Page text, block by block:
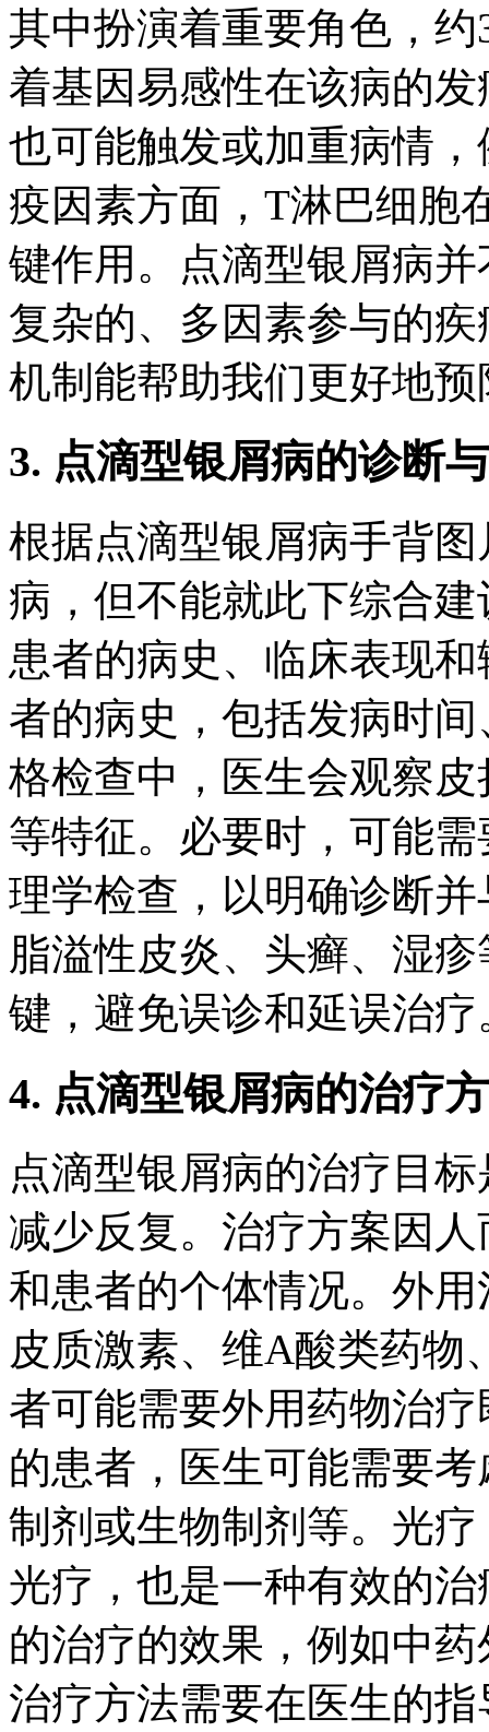
其中扮演着重要角色，
着基因易感性在该病的
也可能触发或加重病情
疫因素方面，T淋巴细胞
键作用。点滴型银屑病
复杂的、多因素参与的
机制能帮助我们更好地
3. 点滴型银屑病的诊断
根据点滴型银屑病手背
病，但不能就此下综合
患者的病史、临床表现
者的病史，包括发病时
格检查中，医生会观察
等特征。必要时，可能
理学检查，以明确诊断
脂溢性皮炎、头癣、湿
键，避免误诊和延误治疗
4. 点滴型银屑病的治疗
点滴型银屑病的治疗目
减少反复。治疗方案因
和患者的个体情况。外
皮质激素、维A酸类药物
者可能需要外用药物治
的患者，医生可能需要
制剂或生物制剂等。光
光疗，也是一种有效的
的治疗的效果，例如中
治疗方法需要在医生的